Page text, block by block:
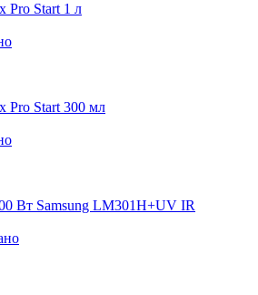
Pro Start 1 л
Pro Start 300 мл
Вт Samsung LM301H+UV IR